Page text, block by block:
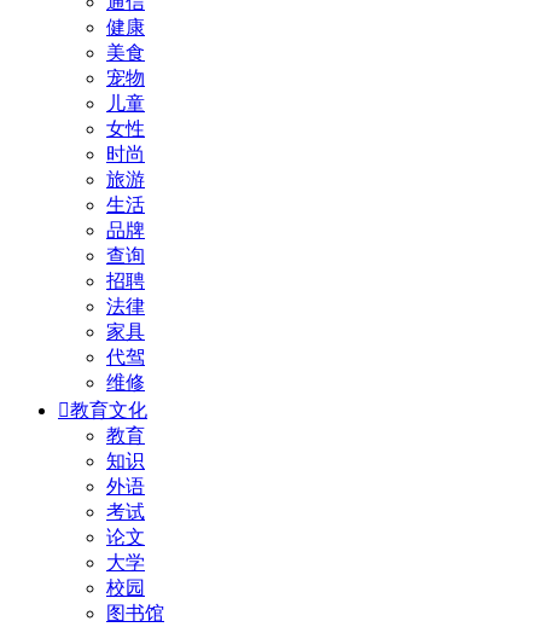
健康
美食
宠物
儿童
女性
时尚
旅游
生活
品牌
查询
招聘
法律
家具
代驾
维修
教育文化
教育
知识
外语
考试
论文
大学
校园
图书馆